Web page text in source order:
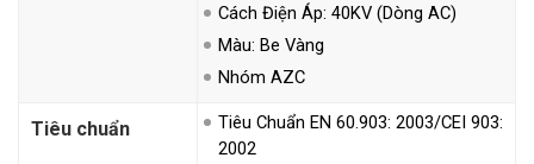
Cách Điện Áp: 40KV (dòng AC)
Màu: Be Vàng
Nhóm AZC
Tiêu chuẩn
Tiêu Chuẩn EN 60.903: 2003/CEI 903:
2002